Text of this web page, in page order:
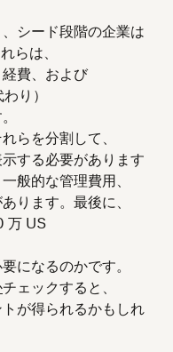
シード段階の企業は
らは、
費、および
り）
らを分割して、
する必要があります
般的な管理費用、
ります。最後に、
万 US
になるのかです。
チェックすると、
が得られるかもしれ